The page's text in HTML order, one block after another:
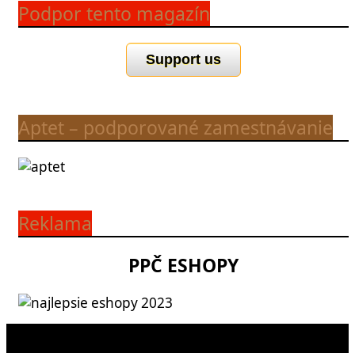
Podpor tento magazín
Support us
Aptet – podporované zamestnávanie
Reklama
PPČ ESHOPY